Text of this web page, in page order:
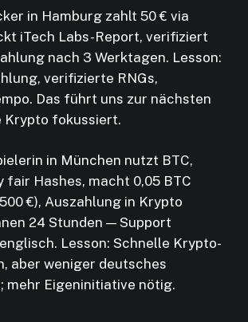
in Hamburg zahlt 50 € via
iTech Labs-Report, verifiziert
nach 3 Werktagen. Lesson:
verifizierte RNGs,
Das führt uns zur nächsten
Krypto fokussiert.
in München nutzt BTC,
fair Hashes, macht 0,05 BTC
€), Auszahlung in Krypto
24 Stunden — Support
Lesson: Schnelle Krypto-
aber weniger deutsches
mehr Eigeninitiative nötig.